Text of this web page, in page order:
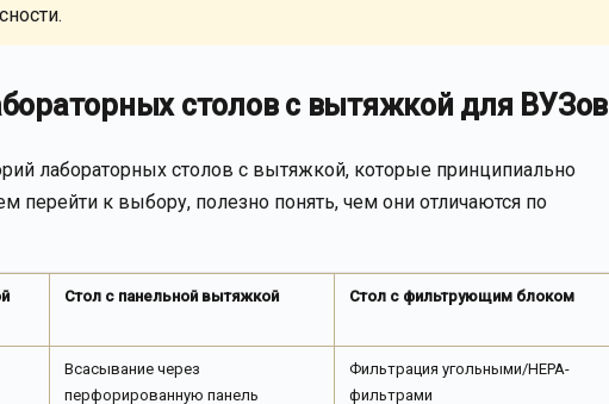
столов с вытяжкой для ВУЗов
лабораторных столов с вытяжкой, которые принципиально
перейти к выбору, полезно понять, чем они отличаются по
Стол с панельной вытяжкой Стол с фильтрующим блоком
Всасывание через
перфорированную панель
Фильтрация угольными/HEPA-
фильтрами